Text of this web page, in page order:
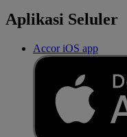
Aplikasi Seluler
Accor iOS app